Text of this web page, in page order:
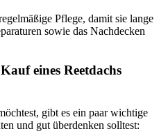
Pflege, damit sie lange
sowie das Nachdecken
eines Reetdachs
gibt es ein paar wichtige
und gut überdenken solltest: